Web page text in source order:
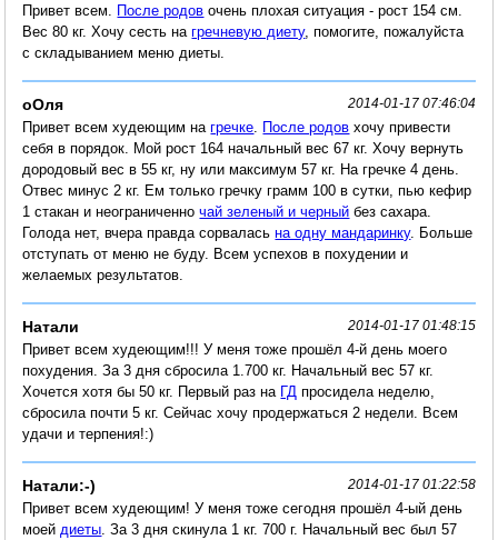
Привет всем. После родов очень плохая ситуация - рост 154 см.
Вес 80 кг. Хочу сесть нагречневую диету, помогите, пожалуйста
с складыванием меню диеты.
оОля 2014-01-17 07:46:04
Привет всем худеющим нагречке После родов хочу привести
себя в порядок. Мой рост 164 начальный вес 67 кг. Хочу вернуть
дородовый вес в 55 кг, ну или максимум 57 кг. На гречке 4 день.
Отвес минус 2 кг. Ем только гречку грамм 100 в сутки, пью кефир
1 стакан и неограниченночай зеленый и черный без сахара.
Голода нет, вчера правда сорваласьна одну мандаринку. Больше
отступать от меню не буду. Всем успехов в похудении и
желаемых результатов.
Натали 2014-01-17 01:48:15
Привет всем худеющим!!! У меня тоже прошёл 4-й день моего
похудения. За 3 дня сбросила 1.700 кг. Начальный вес 57 кг.
Хочется хотя бы 50 кг. Первый раз на ГД просидела неделю,
сбросила почти 5 кг. Сейчас хочу продержаться 2 недели. Всем
удачи и терпения!:)
Натали:-) 2014-01-17 01:22:58
Привет всем худеющим! У меня тоже сегодня прошёл 4-ый день
моей диеты . За 3 дня скинула 1 кг. 700 г. Начальный вес был 57